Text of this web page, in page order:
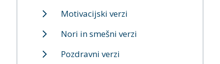
Motivacijski verzi
Nori in smešni verzi
Pozdravni verzi